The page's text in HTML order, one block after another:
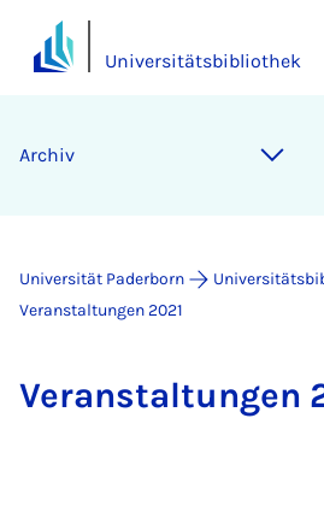
Universitätsbibliothek
Ar­chiv
Universität Paderborn
Veranstaltungen 2021
Ver­an­stal­tun­gen